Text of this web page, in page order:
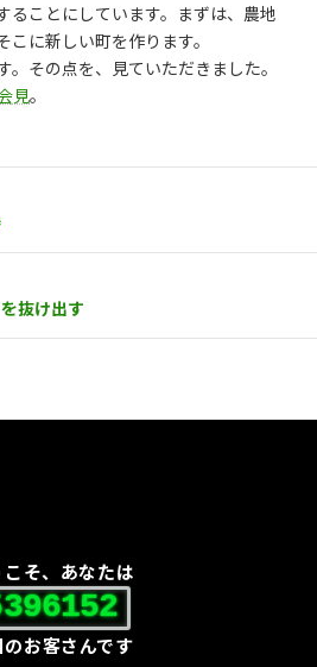
こそ、あなたは
のお客さんです
ることにしています。まずは、農地
に新しい町を作ります。
。その点を、見ていただきました。
見。
抜け出す